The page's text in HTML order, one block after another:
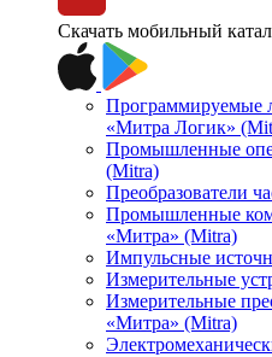
Скачать мобильный
Программируемые
«Митра Логик»
Промышленные
(Mitra)
Преобразователи
Промышленные
«Митра» (Mitra)
Импульсные
Измерительные
Измерительные
«Митра» (Mitra)